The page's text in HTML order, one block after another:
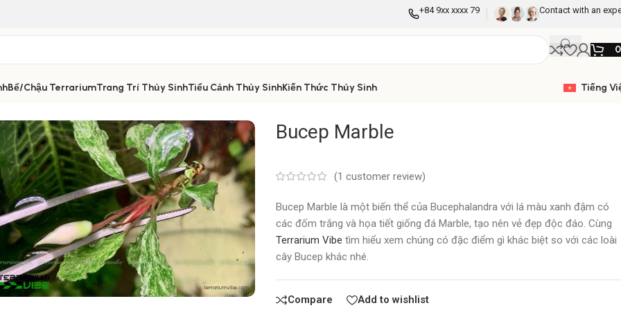
+84 9xx xxxx 79 Contact with an
Bể/Chậu TerrariumTrang Trí Thủy SinhTiểu Cảnh Thủy SinhKiến Thức Thủy Sinh Tiếng
Bucep Marble
(1 customer review)
Bucep Marble là một biến thể của Bucephalandra với lá màu xanh đậm có
các đốm trắng và họa tiết giống đá Marble, tạo nên vẻ đẹp độc đáo. Cùng
Terrarium Vibe tìm hiểu xem chúng có đặc điểm gì khác biệt so với các loài
cây Bucep khác nhé.
Compare Add to wishlist